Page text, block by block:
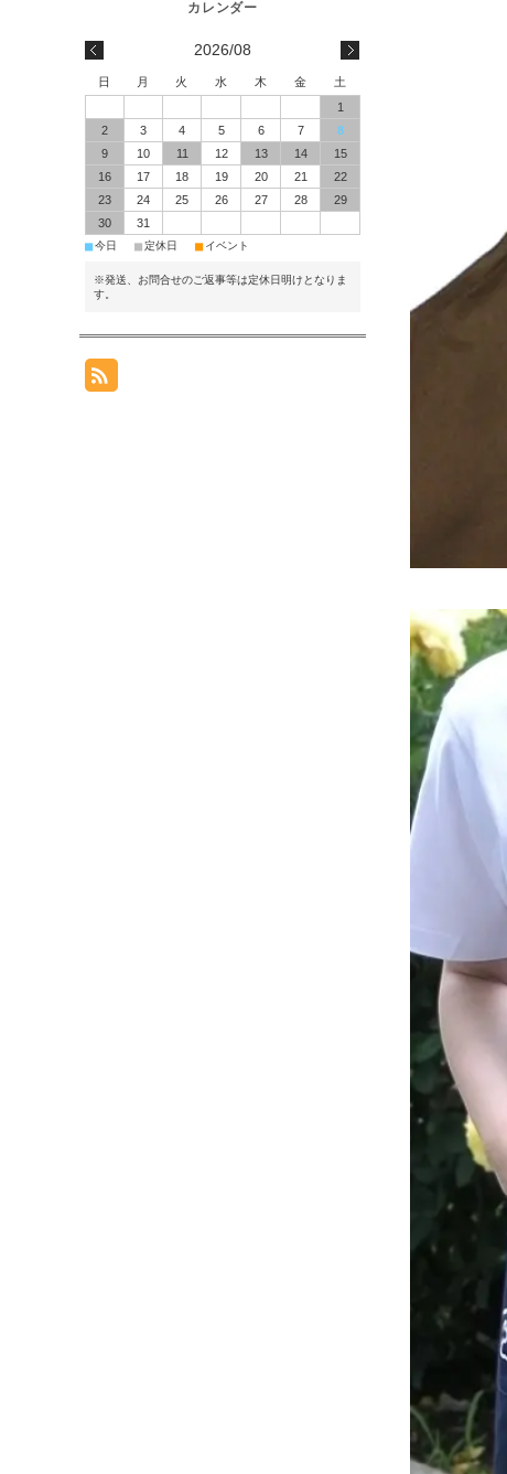
2026/08
日 月 火 水 木 金
土
1
2
3 4 5 6 7
8
9
10 11 12 13 14
15
16
17 18 19 20 21
22
23
24 25 26 27 28
29
30
31
■今日 ■定休日 ■ イベント
※発送、お問合せのご返事等は定休日明けとなりま
す。